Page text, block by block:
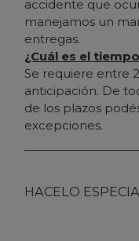
accidente que
manejamos un
entregas.
¿Cuál es el
Se requiere entre
anticipación. De
de los plazos
excepciones.
HACELO